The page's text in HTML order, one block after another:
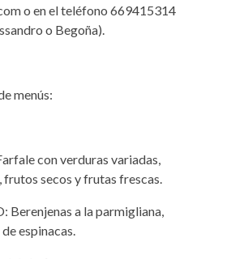
o en el teléfono 669415314
o Begoña).
menús:
con verduras variadas,
frutos secos y frutas frescas.
Berenjenas a la parmigliana,
espinacas.